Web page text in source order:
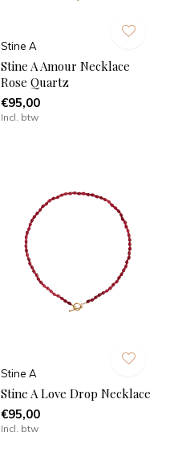
Stine A
Stine A Amour Necklace
Rose Quartz
€95,00
Incl. btw
Stine A
Stine A Love Drop Necklace
€95,00
Incl. btw